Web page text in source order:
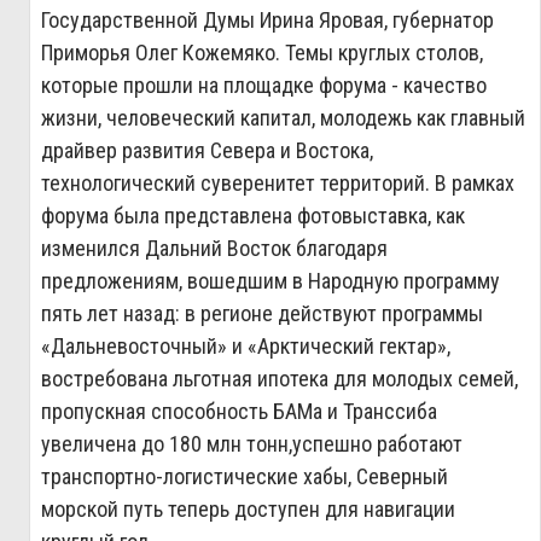
Государственной Думы Ирина Яровая, губернатор
Приморья Олег Кожемяко. Темы круглых столов,
которые прошли на площадке форума - качество
жизни, человеческий капитал, молодежь как главный
драйвер развития Севера и Востока,
технологический суверенитет территорий. В рамках
форума была представлена фотовыставка, как
изменился Дальний Восток благодаря
предложениям, вошедшим в Народную программу
пять лет назад: в регионе действуют программы
«Дальневосточный» и «Арктический гектар»,
востребована льготная ипотека для молодых семей,
пропускная способность БАМа и Транссиба
увеличена до 180 млн тонн,успешно работают
транспортно-логистические хабы, Северный
морской путь теперь доступен для навигации